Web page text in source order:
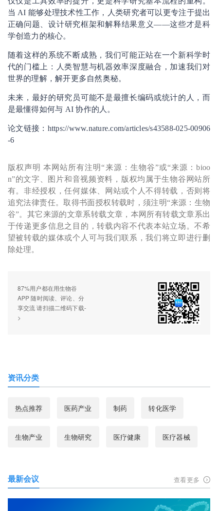
当 AI 能够处理技术性工作，人类研究者可以更专注于提出
正确问题、设计研究框架和解释结果意义——这些才是科
学创造力的核心。
随着这样的系统不断成熟，我们可能正站在一个新科学时
代的门槛上：人类智慧与机器效率深度融合，加速我们对
世界的理解，解开更多自然奥秘。
未来，最好的研究员可能不是最擅长编码或统计的人，而
是最懂得如何与 AI 协作的人。
论文链接：https://www.nature.com/articles/s43588-025-00906
-6
版权声明 本网站所有注明“来源：生物谷”或“来源：bioo
n”的文字、图片和音视频资料，版权均属于生物谷网站所
有。非经授权，任何媒体、网站或个人不得转载，否则将
追究法律责任。取得书面授权转载时，须注明“来源：生物
谷”。其它来源的文章系转载文章，本网所有转载文章系出
于传递更多信息之目的，转载内容不代表本站立场。不希
望被转载的媒体或个人可与我们联系，我们将立即进行删
除处理。
87%用户都在用生物谷
APP 随时阅读、评论、分
享交流 请扫描二维码下载-
>
资讯分类
热点推荐 医药产业 制药 转化医学
生物产业 生物研究 医疗健康 医疗器械
最新会议 查看更多